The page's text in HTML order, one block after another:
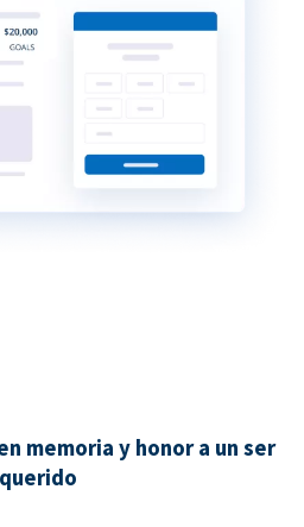
memoria y honor a un ser
querido